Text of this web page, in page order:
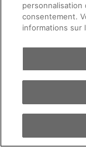
L’Audi Q6 e-
De
à partir de
principes de
personnalisation
consentement.
informations sur